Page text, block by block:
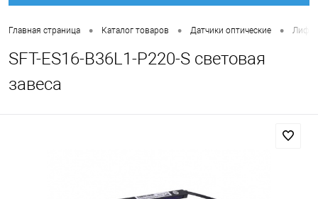
Главная страница • Каталог товаров • Датчики оптические •
SFT-ES16-B36L1-P220-S световая
завеса